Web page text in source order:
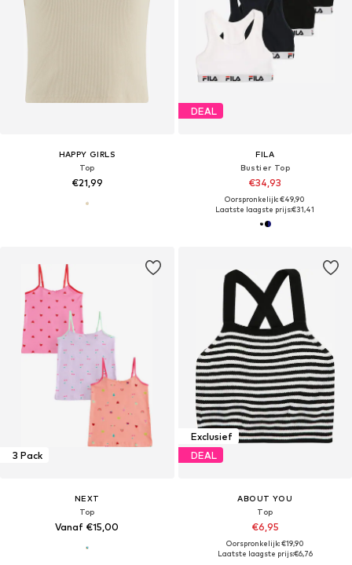
HAPPY GIRLS
Top
€21,99
DEAL
FILA
Bustier Top
€34,93
Oorspronkelijk: €49,90
Laatste laagste prijs:€31,41
3 Pack
NEXT
Top
Vanaf €15,00
Exclusief
DEAL
ABOUT YOU
Top
€6,95
Oorspronkelijk: €19,90
Laatste laagste prijs:€6,76